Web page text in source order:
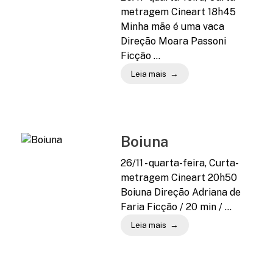
metragem Cineart 18h45
Minha mãe é uma vaca
Direção Moara Passoni
Ficção ...
Leia mais
Boiuna
26/11 - quarta-feira, Curta-
metragem Cineart 20h50
Boiuna Direção Adriana de
Faria Ficção / 20 min / ...
Leia mais